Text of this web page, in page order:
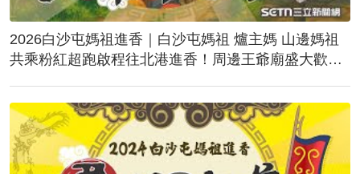
2026白沙屯媽祖進香｜白沙屯媽祖 爐主媽 山邊媽祖
共乘粉紅超跑啟程往北港進香！周邊王爺廟盛大歡